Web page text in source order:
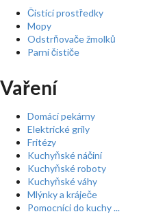
Čistící prostředky
Mopy
Odstrňovače žmolků
Parní čističe
Vaření
Domácí pekárny
Elektrické grily
Fritézy
Kuchyňské náčiní
Kuchyňské roboty
Kuchyňské váhy
Mlýnky a kráječe
Pomocníci do kuchy ...